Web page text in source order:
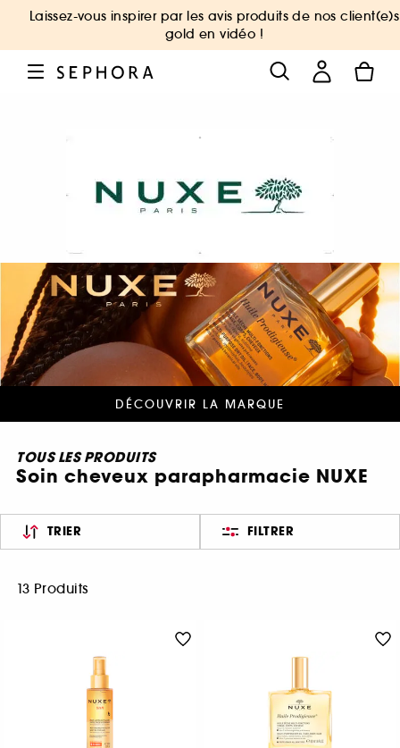
Laissez-vous inspirer par les avis produits de nos client(e)s
gold en vidéo !
DÉCOUVRIR LA MARQUE
TOUS LES PRODUITS
Soin cheveux parapharmacie NUXE
TRIER FILTRER
13 Produits